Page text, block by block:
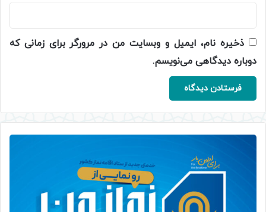
ذخیره نام، ایمیل و وبسایت من در مرورگر برای زمانی که
دوباره دیدگاهی می‌نویسم.